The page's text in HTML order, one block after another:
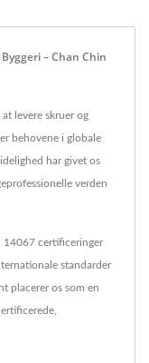
– Chan Chin
levere skruer og
behovene i globale
har givet os
verden
14067 certificeringer
standarder
placerer os som en